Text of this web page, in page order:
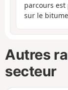
parcours
sur le
Autres
secteur